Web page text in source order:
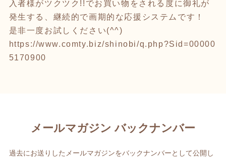
入者様がツクツク!!でお買い物をされる度に御礼が
発生する、継続的で画期的な応援システムです！
是非一度お試しください(^^)
https://www.comty.biz/shinobi/q.php?Sid=00000
5170900
メールマガジン バックナンバー
過去にお送りしたメールマガジンをバックナンバーとして公開し